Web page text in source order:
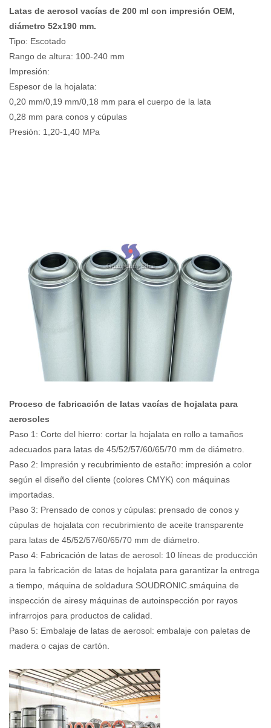
Latas de aerosol vacías de 200 ml con impresión OEM,
diámetro 52x190 mm.
Tipo: Escotado
Rango de altura: 100-240 mm
Impresión:
Espesor de la hojalata:
0,20 mm/0,19 mm/0,18 mm para el cuerpo de la lata
0,28 mm para conos y cúpulas
Presión: 1,20-1,40 MPa
Proceso de fabricación de latas vacías de hojalata para
aerosoles
Paso 1: Corte del hierro: cortar la hojalata en rollo a tamaños
adecuados para latas de 45/52/57/60/65/70 mm de diámetro.
Paso 2: Impresión y recubrimiento de estaño: impresión a color
según el diseño del cliente (colores CMYK) con máquinas
importadas.
Paso 3: Prensado de conos y cúpulas: prensado de conos y
cúpulas de hojalata con recubrimiento de aceite transparente
para latas de 45/52/57/60/65/70 mm de diámetro.
Paso 4: Fabricación de latas de aerosol: 10 líneas de producción
para la fabricación de latas de hojalata para garantizar la entrega
a tiempo, máquina de soldadura SOUDRONIC. smáquina de
inspección de airesy máquinas de autoinspección por rayos
infrarrojos para productos de calidad.
Paso 5: Embalaje de latas de aerosol: embalaje con paletas de
madera o cajas de cartón.